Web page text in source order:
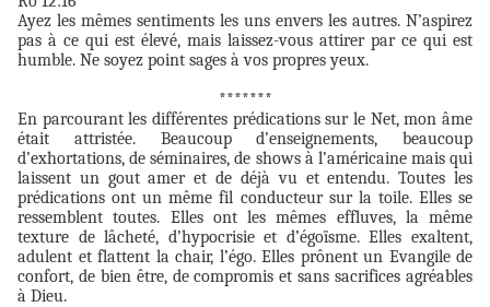
Ayez les mêmes sentiments les uns envers les autres. N’aspirez
pas à ce qui est élevé, mais laissez-vous attirer par ce qui est
humble. Ne soyez point sages à vos propres yeux.
*******
En parcourant les différentes prédications sur le Net, mon âme
était attristée. Beaucoup d’enseignements, beaucoup
d’exhortations, de séminaires, de shows à l’américaine mais qui
laissent un gout amer et de déjà vu et entendu. Toutes les
prédications ont un même fil conducteur sur la toile. Elles se
ressemblent toutes. Elles ont les mêmes effluves, la même
texture de lâcheté, d’hypocrisie et d’égoïsme. Elles exaltent,
adulent et flattent la chair, l’égo. Elles prônent un Evangile de
confort, de bien être, de compromis et sans sacrifices agréables
à Dieu.